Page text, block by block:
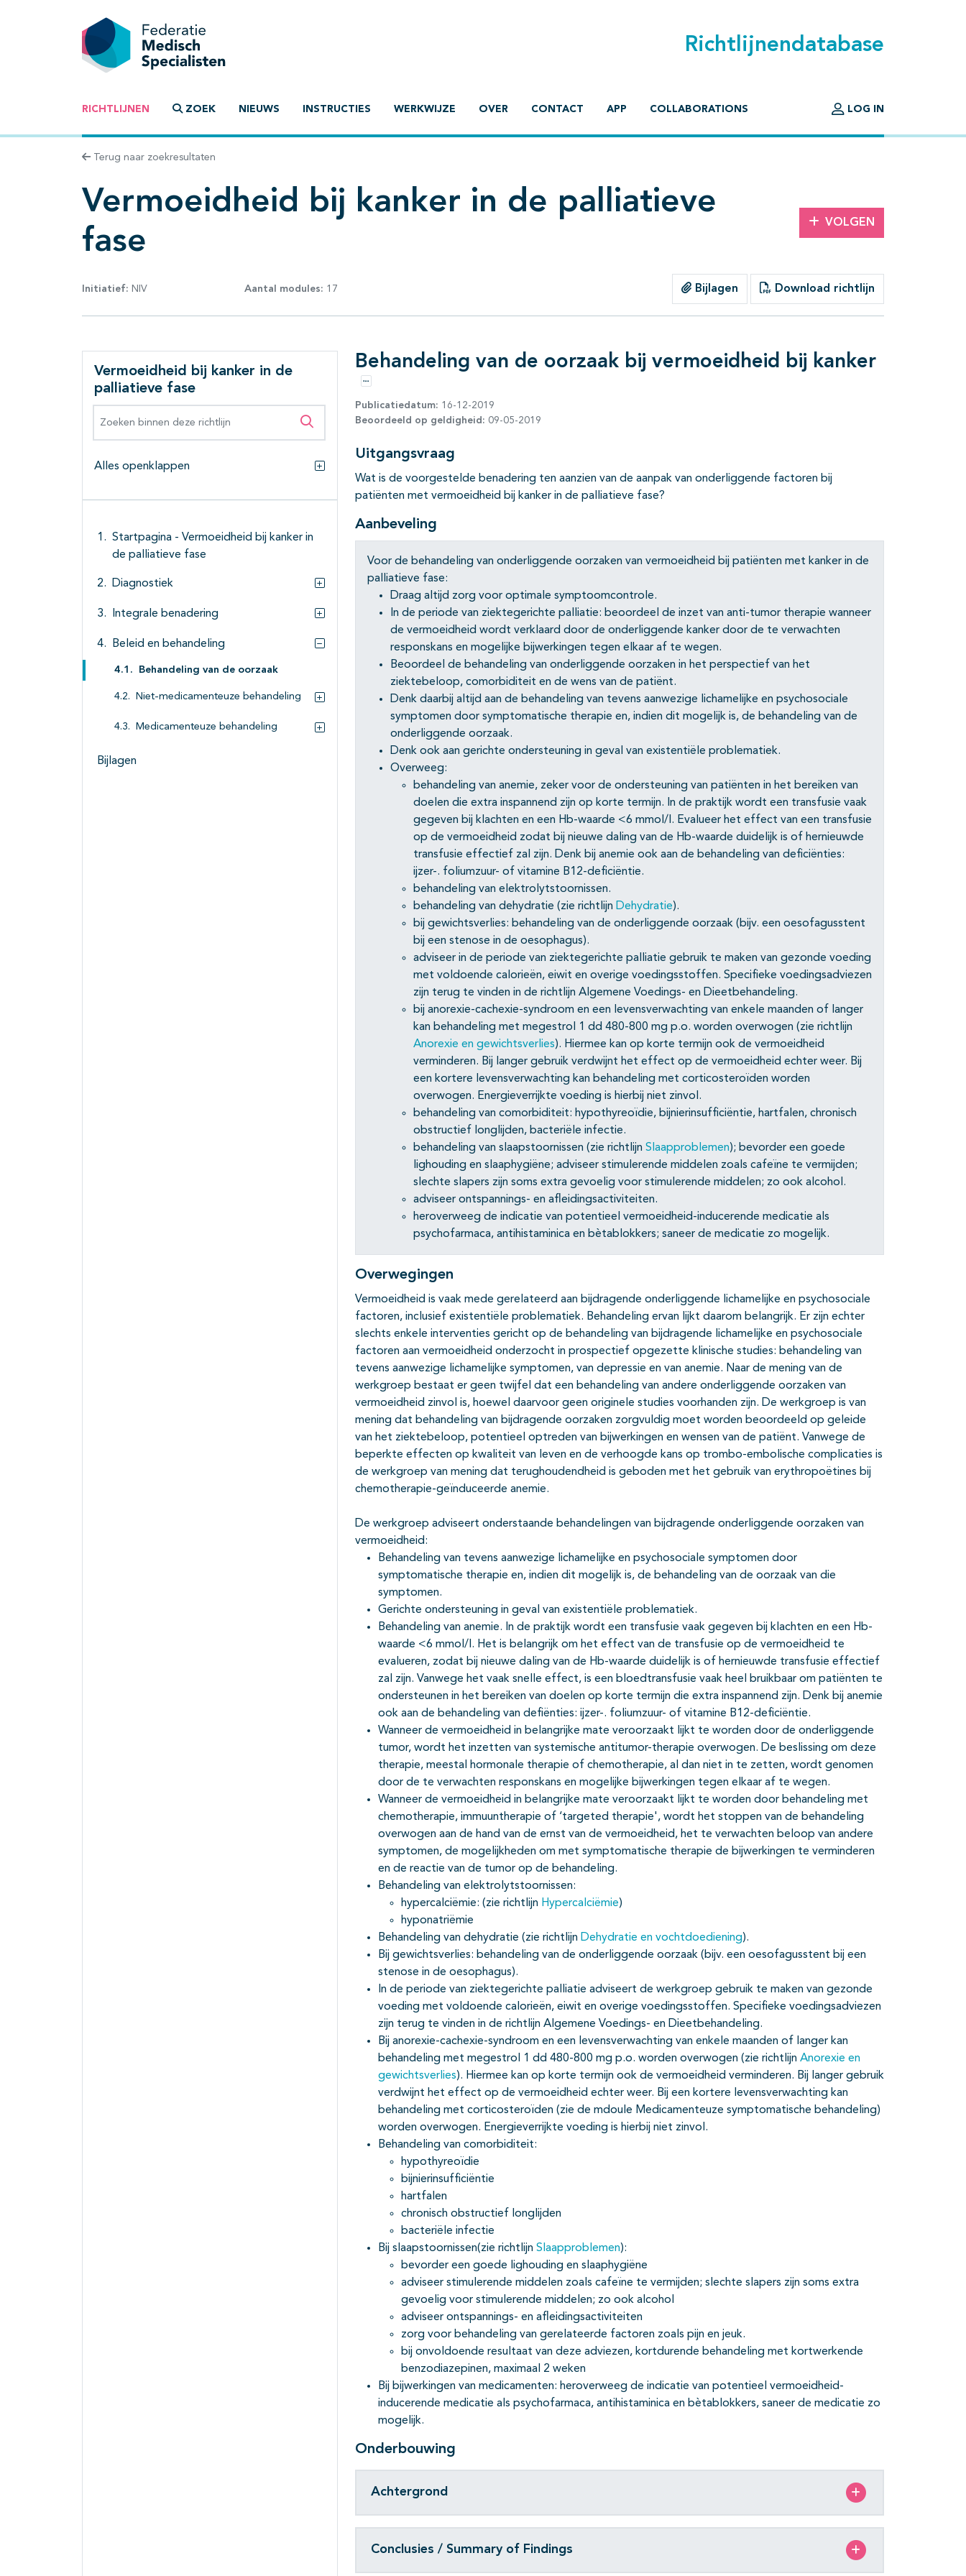
Richtlijnendatabase
RICHTLIJNEN ZOEK NIEUWS INSTRUCTIES WERKWIJZE OVER CONTACT APP COLLABORATIONS LOG IN
Terug naar zoekresultaten
Vermoeidheid bij kanker in de palliatieve
fase
VOLGEN
Initiatief: NIV Aantal modules: 17 Bijlagen Download richtlijn
Vermoeidheid bij kanker in de
palliatieve fase
Zoeken binnen deze richtlijn
Alles openklappen
Alles openklappen
Startpagina - Vermoeidheid bij kanker in
de palliatieve fase
Diagnostiek
Subpagina's open- en dichtklappen
Integrale benadering
Subpagina's open- en dichtklappen
Beleid en behandeling
Subpagina's open- en dichtklappen
Behandeling van de oorzaak
Niet-medicamenteuze behandeling
Subpagina's open- en dichtklappen
Medicamenteuze behandeling
Subpagina's open- en dichtklappen
Bijlagen
Behandeling van de oorzaak bij vermoeidheid bij kanker
Opties
Publicatiedatum: 16-12-2019
Beoordeeld op geldigheid: 09-05-2019
Uitgangsvraag
Wat is de voorgestelde benadering ten aanzien van de aanpak van onderliggende factoren bij
patiënten met vermoeidheid bij kanker in de palliatieve fase?
Aanbeveling
Voor de behandeling van onderliggende oorzaken van vermoeidheid bij patiënten met kanker in de
palliatieve fase:
Draag altijd zorg voor optimale symptoomcontrole.
In de periode van ziektegerichte palliatie: beoordeel de inzet van anti-tumor therapie wanneer
de vermoeidheid wordt verklaard door de onderliggende kanker door de te verwachten
responskans en mogelijke bijwerkingen tegen elkaar af te wegen.
Beoordeel de behandeling van onderliggende oorzaken in het perspectief van het
ziektebeloop, comorbiditeit en de wens van de patiënt.
Denk daarbij altijd aan de behandeling van tevens aanwezige lichamelijke en psychosociale
symptomen door symptomatische therapie en, indien dit mogelijk is, de behandeling van de
onderliggende oorzaak.
Denk ook aan gerichte ondersteuning in geval van existentiële problematiek.
Overweeg:
behandeling van anemie, zeker voor de ondersteuning van patiënten in het bereiken van
doelen die extra inspannend zijn op korte termijn. In de praktijk wordt een transfusie vaak
gegeven bij klachten en een Hb-waarde <6 mmol/l. Evalueer het effect van een transfusie
op de vermoeidheid zodat bij nieuwe daling van de Hb-waarde duidelijk is of hernieuwde
transfusie effectief zal zijn. Denk bij anemie ook aan de behandeling van deficiënties:
ijzer-. foliumzuur- of vitamine B12-deficiëntie.
behandeling van elektrolytstoornissen.
behandeling van dehydratie (zie richtlijn Dehydratie).
bij gewichtsverlies: behandeling van de onderliggende oorzaak (bijv. een oesofagusstent
bij een stenose in de oesophagus).
adviseer in de periode van ziektegerichte palliatie gebruik te maken van gezonde voeding
met voldoende calorieën, eiwit en overige voedingsstoffen. Specifieke voedingsadviezen
zijn terug te vinden in de richtlijn Algemene Voedings- en Dieetbehandeling.
bij anorexie-cachexie-syndroom en een levensverwachting van enkele maanden of langer
kan behandeling met megestrol 1 dd 480-800 mg p.o. worden overwogen (zie richtlijn
Anorexie en gewichtsverlies). Hiermee kan op korte termijn ook de vermoeidheid
verminderen. Bij langer gebruik verdwijnt het effect op de vermoeidheid echter weer. Bij
een kortere levensverwachting kan behandeling met corticosteroïden worden
overwogen. Energieverrijkte voeding is hierbij niet zinvol.
behandeling van comorbiditeit: hypothyreoïdie, bijnierinsufficiëntie, hartfalen, chronisch
obstructief longlijden, bacteriële infectie.
behandeling van slaapstoornissen (zie richtlijn Slaapproblemen); bevorder een goede
lighouding en slaaphygiëne; adviseer stimulerende middelen zoals cafeïne te vermijden;
slechte slapers zijn soms extra gevoelig voor stimulerende middelen; zo ook alcohol.
adviseer ontspannings- en afleidingsactiviteiten.
heroverweeg de indicatie van potentieel vermoeidheid-inducerende medicatie als
psychofarmaca, antihistaminica en bètablokkers; saneer de medicatie zo mogelijk.
Overwegingen
Vermoeidheid is vaak mede gerelateerd aan bijdragende onderliggende lichamelijke en psychosociale
factoren, inclusief existentiële problematiek. Behandeling ervan lijkt daarom belangrijk. Er zijn echter
slechts enkele interventies gericht op de behandeling van bijdragende lichamelijke en psychosociale
factoren aan vermoeidheid onderzocht in prospectief opgezette klinische studies: behandeling van
tevens aanwezige lichamelijke symptomen, van depressie en van anemie. Naar de mening van de
werkgroep bestaat er geen twijfel dat een behandeling van andere onderliggende oorzaken van
vermoeidheid zinvol is, hoewel daarvoor geen originele studies voorhanden zijn. De werkgroep is van
mening dat behandeling van bijdragende oorzaken zorgvuldig moet worden beoordeeld op geleide
van het ziektebeloop, potentieel optreden van bijwerkingen en wensen van de patiënt. Vanwege de
beperkte effecten op kwaliteit van leven en de verhoogde kans op trombo-embolische complicaties is
de werkgroep van mening dat terughoudendheid is geboden met het gebruik van erythropoëtines bij
chemotherapie-geïnduceerde anemie.
De werkgroep adviseert onderstaande behandelingen van bijdragende onderliggende oorzaken van
vermoeidheid:
Behandeling van tevens aanwezige lichamelijke en psychosociale symptomen door
symptomatische therapie en, indien dit mogelijk is, de behandeling van de oorzaak van die
symptomen.
Gerichte ondersteuning in geval van existentiële problematiek.
Behandeling van anemie. In de praktijk wordt een transfusie vaak gegeven bij klachten en een Hb-
waarde <6 mmol/l. Het is belangrijk om het effect van de transfusie op de vermoeidheid te
evalueren, zodat bij nieuwe daling van de Hb-waarde duidelijk is of hernieuwde transfusie effectief
zal zijn. Vanwege het vaak snelle effect, is een bloedtransfusie vaak heel bruikbaar om patiënten te
ondersteunen in het bereiken van doelen op korte termijn die extra inspannend zijn. Denk bij anemie
ook aan de behandeling van defiënties: ijzer-. foliumzuur- of vitamine B12-deficiëntie.
Wanneer de vermoeidheid in belangrijke mate veroorzaakt lijkt te worden door de onderliggende
tumor, wordt het inzetten van systemische antitumor-therapie overwogen. De beslissing om deze
therapie, meestal hormonale therapie of chemotherapie, al dan niet in te zetten, wordt genomen
door de te verwachten responskans en mogelijke bijwerkingen tegen elkaar af te wegen.
Wanneer de vermoeidheid in belangrijke mate veroorzaakt lijkt te worden door behandeling met
chemotherapie, immuuntherapie of ‘targeted therapie', wordt het stoppen van de behandeling
overwogen aan de hand van de ernst van de vermoeidheid, het te verwachten beloop van andere
symptomen, de mogelijkheden om met symptomatische therapie de bijwerkingen te verminderen
en de reactie van de tumor op de behandeling.
Behandeling van elektrolytstoornissen:
hypercalciëmie: (zie richtlijn Hypercalciëmie)
hyponatriëmie
Behandeling van dehydratie (zie richtlijn Dehydratie en vochtdoediening).
Bij gewichtsverlies: behandeling van de onderliggende oorzaak (bijv. een oesofagusstent bij een
stenose in de oesophagus).
In de periode van ziektegerichte palliatie adviseert de werkgroep gebruik te maken van gezonde
voeding met voldoende calorieën, eiwit en overige voedingsstoffen. Specifieke voedingsadviezen
zijn terug te vinden in de richtlijn Algemene Voedings- en Dieetbehandeling.
Bij anorexie-cachexie-syndroom en een levensverwachting van enkele maanden of langer kan
behandeling met megestrol 1 dd 480-800 mg p.o. worden overwogen (zie richtlijn Anorexie en
gewichtsverlies). Hiermee kan op korte termijn ook de vermoeidheid verminderen. Bij langer gebruik
verdwijnt het effect op de vermoeidheid echter weer. Bij een kortere levensverwachting kan
behandeling met corticosteroïden (zie de mdoule Medicamenteuze symptomatische behandeling)
worden overwogen. Energieverrijkte voeding is hierbij niet zinvol.
Behandeling van comorbiditeit:
hypothyreoïdie
bijnierinsufficiëntie
hartfalen
chronisch obstructief longlijden
bacteriële infectie
Bij slaapstoornissen(zie richtlijn Slaapproblemen):
bevorder een goede lighouding en slaaphygiëne
adviseer stimulerende middelen zoals cafeïne te vermijden; slechte slapers zijn soms extra
gevoelig voor stimulerende middelen; zo ook alcohol
adviseer ontspannings- en afleidingsactiviteiten
zorg voor behandeling van gerelateerde factoren zoals pijn en jeuk.
bij onvoldoende resultaat van deze adviezen, kortdurende behandeling met kortwerkende
benzodiazepinen, maximaal 2 weken
Bij bijwerkingen van medicamenten: heroverweeg de indicatie van potentieel vermoeidheid-
inducerende medicatie als psychofarmaca, antihistaminica en bètablokkers, saneer de medicatie zo
mogelijk.
Onderbouwing
Achtergrond
Conclusies / Summary of Findings